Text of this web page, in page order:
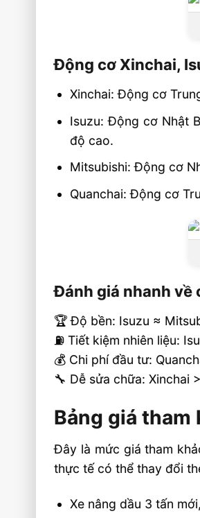
Liên hệ mua sản
Động cơ Xinchai,
Xinchai: Động cơ
Isuzu: Động cơ Nhật
độ cao.
Mitsubishi: Động cơ
Quanchai: Động cơ
Đánh giá nhanh về
🏆 Độ bền: Isuzu ≈
⛽ Tiết kiệm nhiên liệu:
💰 Chi phí đầu tư:
🔧 Dễ sửa chữa: Xinchai
Bảng giá
Đây là mức giá tham
thực tế có thể thay đổi
Xe nâng dầu 3 tấn